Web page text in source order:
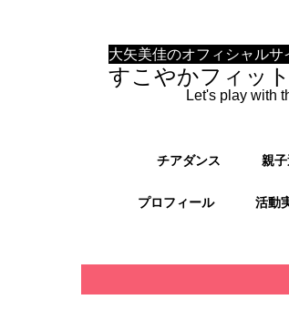
大矢美佳のオフィシャルサ
すこやかフィッ
Let's play with
チアダンス 親
プロフィール 活動